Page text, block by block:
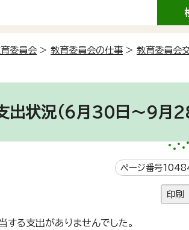
委員会 > 教育委員会の仕事 > 教育委員会
出状況（6月30日～9月
ページ番号
印刷
る支出がありませんでした。